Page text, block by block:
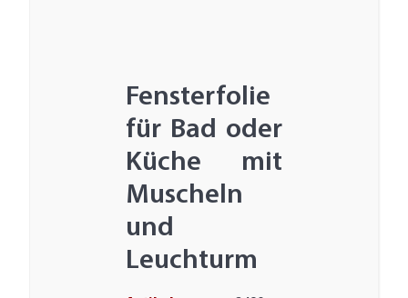
Fensterfolie
für Bad oder
Küche mit
Muscheln
und
Leuchturm